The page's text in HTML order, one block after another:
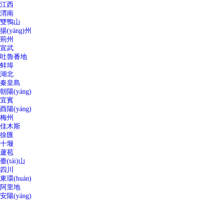
江西
渭南
雙鴨山
揚(yáng)州
荊州
宣武
吐魯番地
蚌埠
湖北
秦皇島
朝陽(yáng)
宜賓
酉陽(yáng)
梅州
佳木斯
徐匯
十堰
蘆苞
臺(tái)山
四川
東環(huán)
阿里地
安陽(yáng)